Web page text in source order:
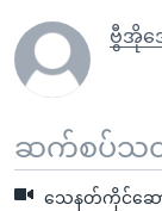
ဗွီအိုအ
ဆက်စပ်သတင်
သေနတ်ကိုင်ဆော